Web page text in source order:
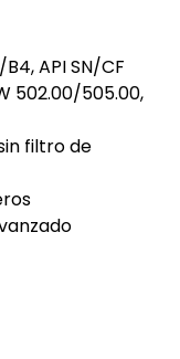
API SN/CF
502.00/505.00,
filtro de